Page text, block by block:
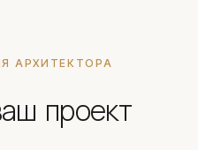
АРХИТЕКТОРА
проект